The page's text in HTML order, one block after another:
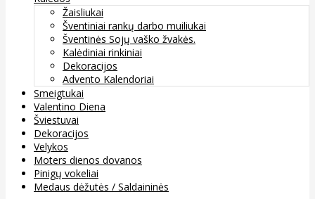
Žaisliukai
Šventiniai rankų darbo muiliukai
Šventinės Sojų vaško žvakės.
Kalėdiniai rinkiniai
Dekoracijos
Advento Kalendoriai
Smeigtukai
Valentino Diena
Šviestuvai
Dekoracijos
Velykos
Moters dienos dovanos
Pinigų vokeliai
Medaus dėžutės / Saldaininės